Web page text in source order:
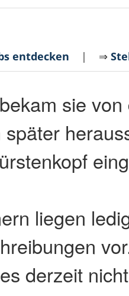
entdecken | ⇒
sie
liegen
derzeit